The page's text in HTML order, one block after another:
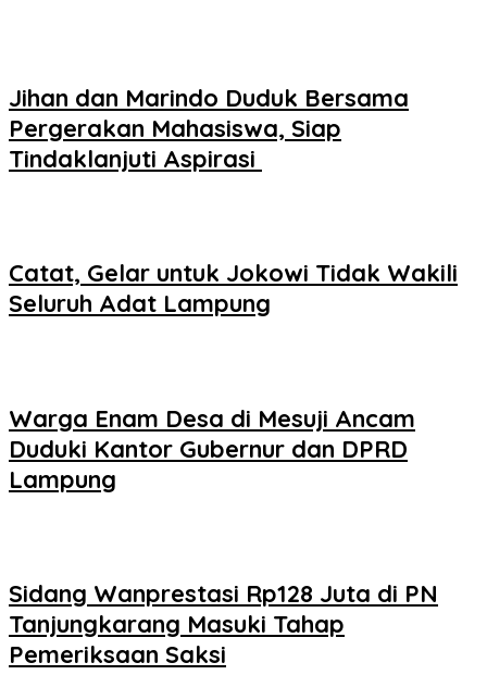
Jihan dan Marindo Duduk Bersama
Pergerakan Mahasiswa, Siap
Tindaklanjuti Aspirasi
Catat, Gelar untuk Jokowi Tidak Wakili
Seluruh Adat Lampung
Warga Enam Desa di Mesuji Ancam
Duduki Kantor Gubernur dan DPRD
Lampung
Sidang Wanprestasi Rp128 Juta di PN
Tanjungkarang Masuki Tahap
Pemeriksaan Saksi